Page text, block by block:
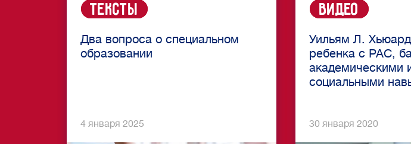
Тексты
Два вопроса о специальном
образовании
4 января 2025
Видео
Уильям Л.
ребенка с РАС,
академическими
социальными
30 января 2020